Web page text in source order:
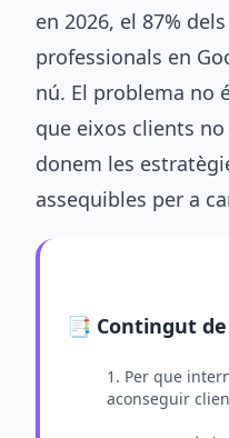
en 2026, el 87%
professionals en
nú. El problema no
que eixos clients
donem les
assequibles per a
📑 Contingut
1. Per que
aconseguir